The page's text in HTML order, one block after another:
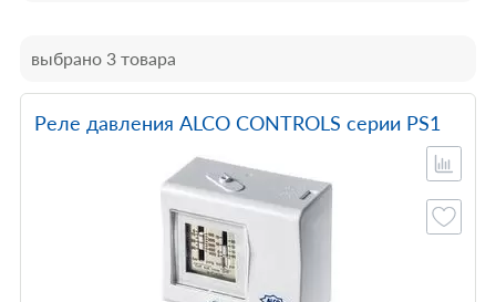
выбрано 3 товара
Реле давления ALCO CONTROLS серии PS1